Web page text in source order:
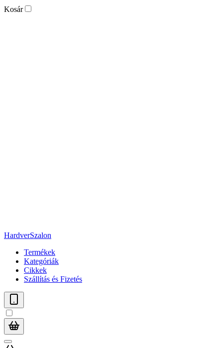
Kosár
HardverSzalon
Termékek
Kategóriák
Cikkek
Szállítás és Fizetés